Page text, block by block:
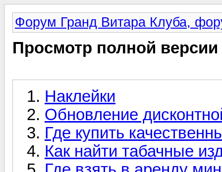
Форум Гранд Витара Клуба,
Просмотр полной
Наклейки
Обновление
Где купить
Как найти табачные